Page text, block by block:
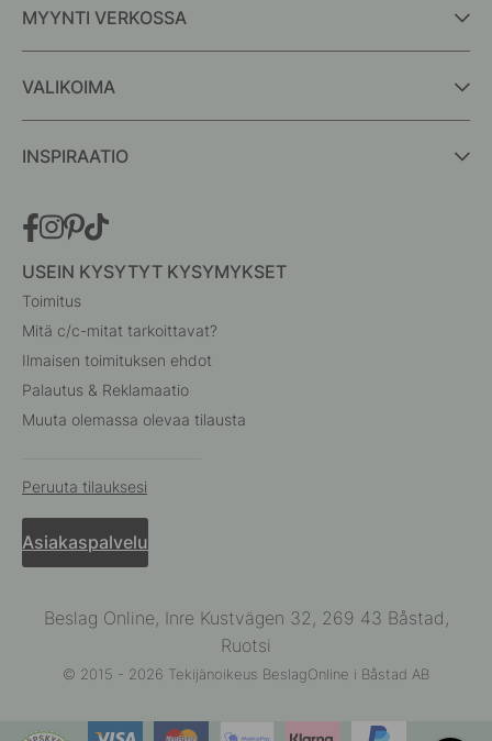
MYYNTI VERKOSSA
VALIKOIMA
INSPIRAATIO
USEIN KYSYTYT KYSYMYKSET
Toimitus
Mitä c/c-mitat tarkoittavat?
Ilmaisen toimituksen ehdot
Palautus & Reklamaatio
Muuta olemassa olevaa tilausta
Peruuta tilauksesi
Asiakaspalvelu
Beslag Online, Inre Kustvägen 32, 269 43 Båstad,
Ruotsi
© 2015 - 2026 Tekijänoikeus BeslagOnline i Båstad AB